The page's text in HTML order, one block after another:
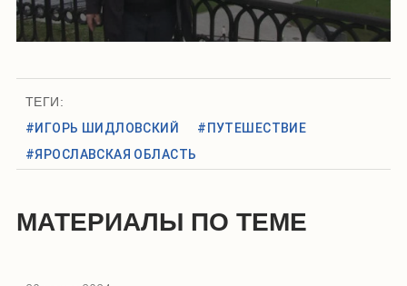
ТЕГИ:
#ИГОРЬ ШИДЛОВСКИЙ
#ПУТЕШЕСТВИЕ
#ЯРОСЛАВСКАЯ ОБЛАСТЬ
МАТЕРИАЛЫ ПО ТЕМЕ